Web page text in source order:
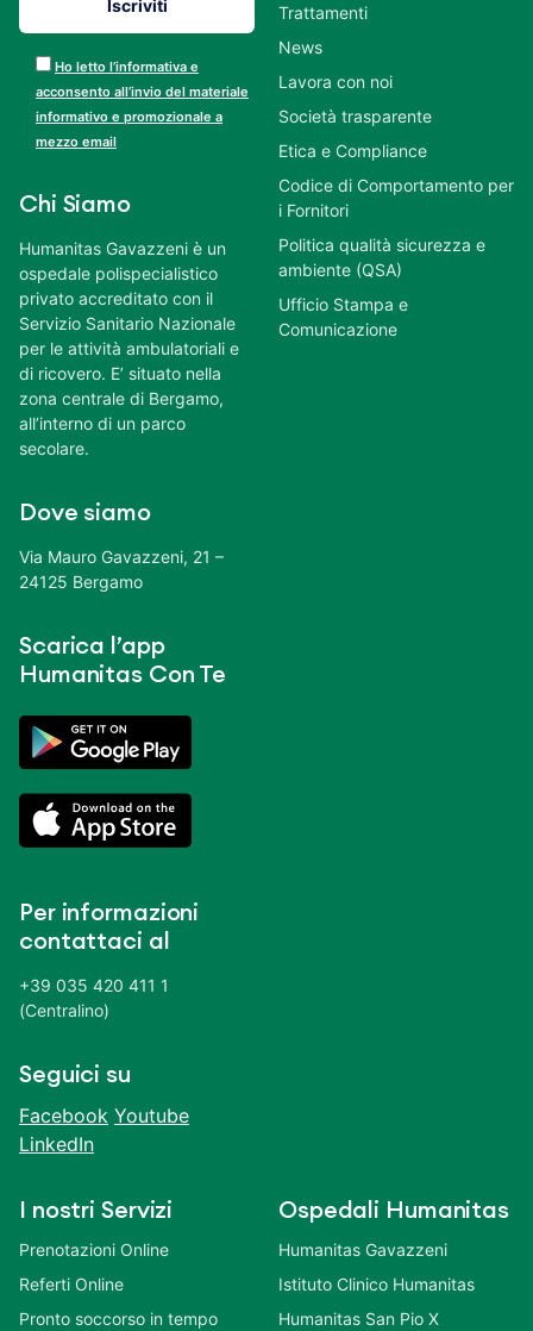
Ho letto l’informativa e
acconsento all’invio del materiale
informativo e promozionale a
mezzo email
Chi Siamo
Humanitas Gavazzeni è un
ospedale polispecialistico
privato accreditato con il
Servizio Sanitario Nazionale
per le attività ambulatoriali e
di ricovero. E’ situato nella
zona centrale di Bergamo,
all’interno di un parco
secolare.
Dove siamo
Via Mauro Gavazzeni, 21 –
24125 Bergamo
Scarica l’app
Humanitas Con Te
Per informazioni
contattaci al
+39 035 420 411 1
(Centralino)
Seguici su
Facebook Youtube
LinkedIn
Trattamenti
News
Lavora con noi
Società trasparente
Etica e Compliance
Codice di Comportamento per
i Fornitori
Politica qualità sicurezza e
ambiente (QSA)
Ufficio Stampa e
Comunicazione
I nostri Servizi
Prenotazioni Online
Referti Online
Pronto soccorso in tempo
Ospedali Humanitas
Humanitas Gavazzeni
Istituto Clinico Humanitas
Humanitas San Pio X